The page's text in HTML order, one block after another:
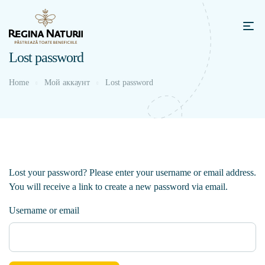
Lost password
Home Мой аккаунт Lost password
Lost your password? Please enter your username or email address.
You will receive a link to create a new password via email.
Username or email